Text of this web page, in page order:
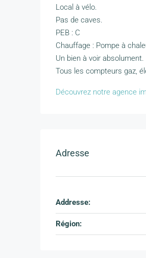
Local à vélo.
Pas de caves.
PEB : C
Chauffage : Pompe à
Un bien à voir absolument.
Tous les compteurs gaz,
Découvrez notre agence
Adresse
Addresse:
Région: